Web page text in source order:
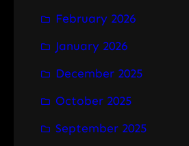
February 2026
January 2026
December 2025
October 2025
September 2025